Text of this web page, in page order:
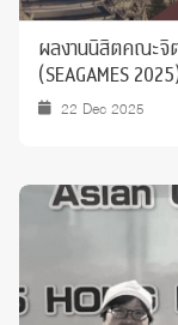
ผลงานนิสิตคณะจิ
(SEAGAMES
22 Dec 2025